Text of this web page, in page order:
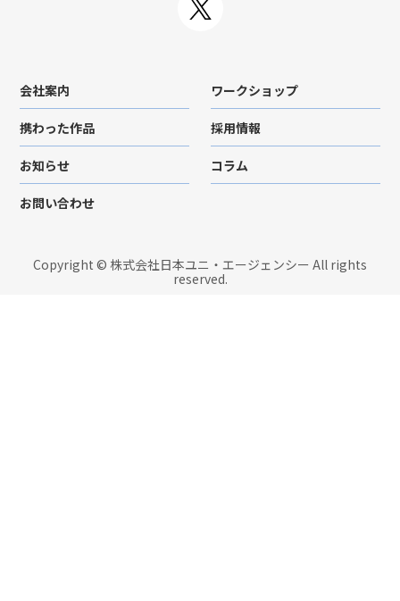
会社案内 ワークショップ
携わった作品 採用情報
お知らせ コラム
お問い合わせ
Copyright © 株式会社日本ユニ・エージェンシー All rights
reserved.